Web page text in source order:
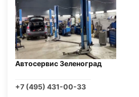
Автосервис Зеленоград
+7 (495) 431-00-33